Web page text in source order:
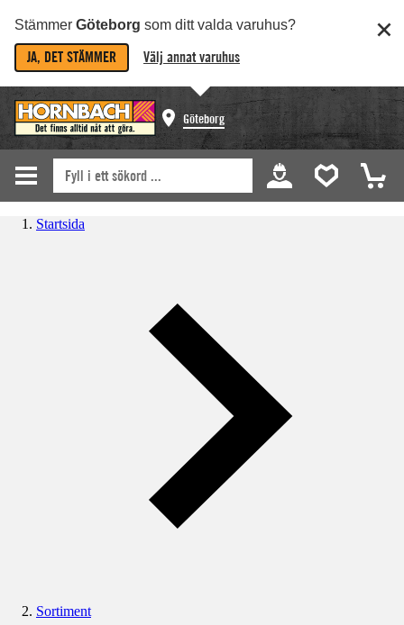
Stämmer Göteborg som ditt valda varuhus?
JA, DET STÄMMER Välj annat varuhus
Göteborg
Startsida
Sortiment